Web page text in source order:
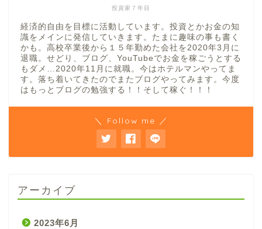
投資家７年目
経済的自由を目標に活動しています。投資とかお金の知
識をメインに発信していきます。たまに趣味の事も書く
かも。高校卒業後から１５年勤めた会社を2020年3月に
退職。せどり、ブログ、YouTubeでお金を稼ごうとする
もダメ…2020年11月に就職。今はホテルマンやってま
す。落ち着いてきたのでまたブログやってみます。今度
はもっとブログの勉強する！！そして稼ぐ！！！
＼ Follow me ／
アーカイブ
2023年6月